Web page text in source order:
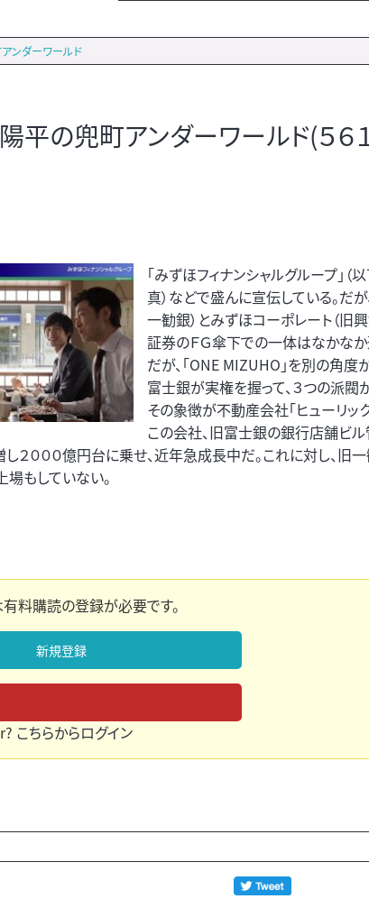
ンダーワールド
の兜町アンダーワールド(５６１
「みずほフィナンシャルグループ」（
真）などで盛んに宣伝している。だ
一勧銀）とみずほコーポレート（旧
証券のＦＧ傘下での一体はなかなか
だが、「ONE MIZUHO」を別の角
富士銀が実権を握って、３つの派閥
その象徴が不動産会社「ヒューリック
この会社、旧富士銀の銀行店舗ビ
２０００億円台に乗せ、近年急成長中だ。これに対し、
場もしていない。
料購読の登録が必要です。
新規登録
こちらからログイン